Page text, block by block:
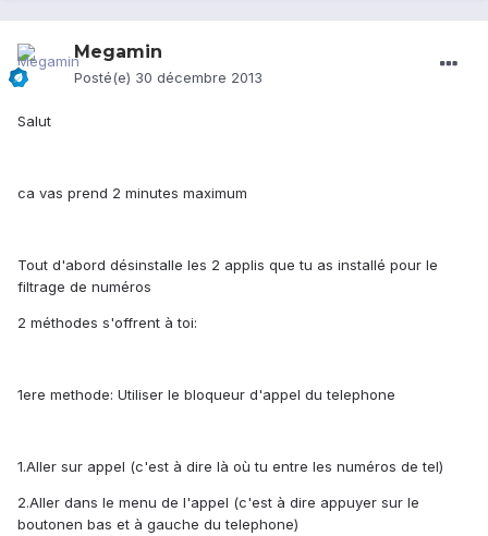
Megamin
Posté(e) 30 décembre 2013
Salut
ca vas prend 2 minutes maximum
Tout d'abord désinstalle les 2 applis que tu as installé pour le
filtrage de numéros
2 méthodes s'offrent à toi:
1ere methode: Utiliser le bloqueur d'appel du telephone
1.Aller sur appel (c'est à dire là où tu entre les numéros de tel)
2.Aller dans le menu de l'appel (c'est à dire appuyer sur le
boutonen bas et à gauche du telephone)